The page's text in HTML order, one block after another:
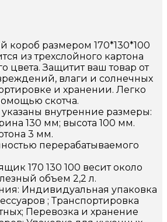
короб размером 170*130*100
из трехслойного картона
цвета. Защитит ваш товар от
влаги и солнечных
и хранении. Легко
скотча.
указаны внутренние размеры:
130 мм; высота 100 мм.
3 мм.
перерабатываемого
170 130 100 весит около
объем 2,2 л.
Индивидуальная упаковка
; Транспортировка
Перевозка и хранение